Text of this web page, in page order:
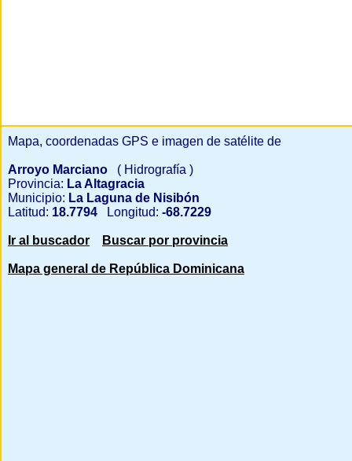
Mapa, coordenadas GPS e imagen de satélite de
Arroyo Marciano
( Hidrografía )
Provincia: La Altagracia
Municipio: La Laguna de Nisibón
Latitud: 18.7794 Longitud: -68.7229
Ir al buscador Buscar por provincia
Mapa general de República Dominicana